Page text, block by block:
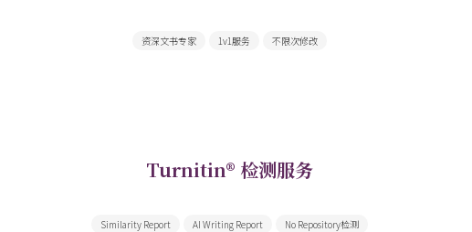
资深文书专家 1v1服务 不限次修改
Turnitin® 检测服务
Similarity Report AI Writing Report No Repository检测